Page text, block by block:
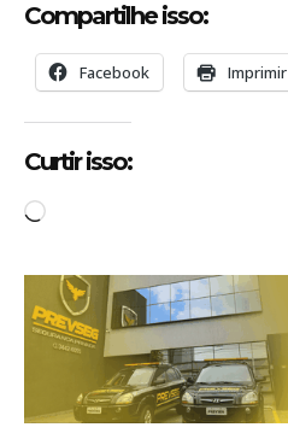
Compartilhe isso:
Facebook Imprimir
Curtir isso:
C
r
r
e
n